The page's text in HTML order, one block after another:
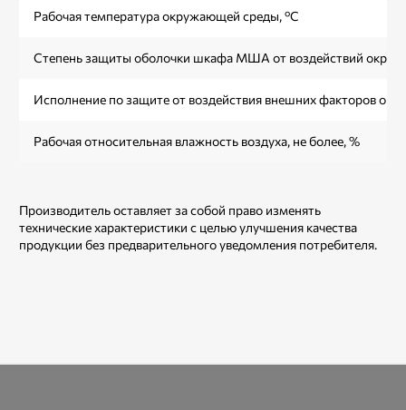
Рабочая температура окружающей среды, ºС
Степень защиты оболочки шкафа МША от воздействий
Исполнение по защите от воздействия внешних факторов
Рабочая относительная влажность воздуха, не более, %
Производитель оставляет за собой право изменять
технические характеристики с целью улучшения качества
продукции без предварительного уведомления потребителя.